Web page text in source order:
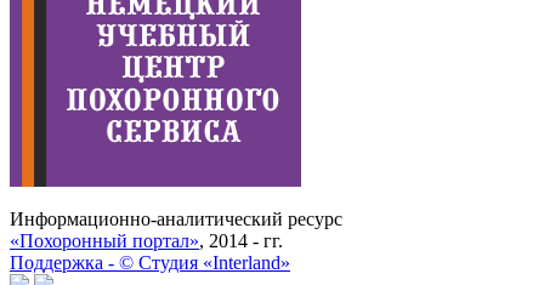
Информационно-аналитический ресурс
«Похоронный портал», 2014 - гг.
Поддержка - © Cтудия «Interland»